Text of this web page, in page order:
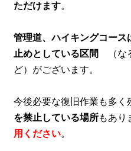
ただけます。
管理道、ハイキングコース
止めとしている区間
（な
ど）がございます。
今後必要な復旧作業も多く
を禁止している場所もあり
用ください。